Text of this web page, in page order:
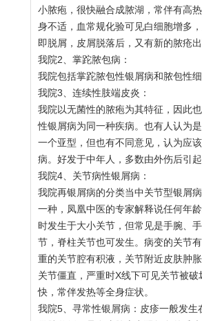
小脓疱，很快融合成脓湖，常伴有高
身不适，血常规化验可见白细胞增多
即脱屑，皮屑脱落后，又有新的脓疮出
我院2、掌跎脓包病：
我院包括掌跎脓包性银屑病和脓包性细
我院3、连续性肢端皮炎：
我院以无菌性的脓疱为其特征，因此
性银屑病为同一种疾病。也有人认为
一个亚型，但也有不同意见，认为应
病。好发于中年人，多数由外伤后引起
我院4、关节病性银屑病：
我院再银屑病的分类当中关节型银屑
一种，凤凰中医的专家解释说任何年
时发生于大小关节，但常见是手腕、
节，脊柱关节也可发生。病变的关节
重的关节腔有积液，关节附近皮肤肿
关节僵直，严重时X线下可见关节被
快，常伴发热等全身症状。
我院5、寻常性银屑病：皮疹一般发生